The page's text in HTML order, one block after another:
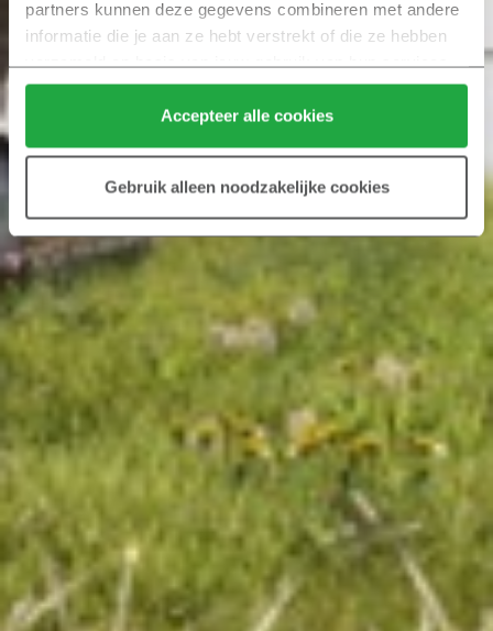
partners kunnen deze gegevens combineren met andere
informatie die je aan ze hebt verstrekt of die ze hebben
verzameld op basis van jouw gebruik van hun services.
Klik hier voor meer informatie over ons cookiebeleid.
Accepteer alle cookies
Gebruik alleen noodzakelijke cookies